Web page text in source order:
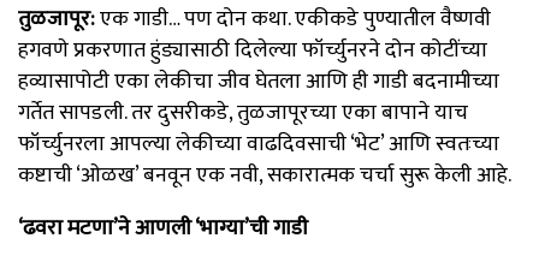
तुळजापूर:एक गाडी… पण दोन कथा. एकीकडे पुण्यातील वैष्णवी
हगवणे प्रकरणात हुंड्यासाठी दिलेल्या फॉर्च्युनरने दोन कोटींच्या
हव्यासापोटी एका लेकीचा जीव घेतला आणि ही गाडी बदनामीच्या
गर्तेत सापडली. तर दुसरीकडे, तुळजापूरच्या एका बापाने याच
फॉर्च्युनरला आपल्या लेकीच्या वाढदिवसाची ‘भेट’ आणि स्वतःच्या
कष्टाची ‘ओळख’ बनवून एक नवी, सकारात्मक चर्चा सुरू केली आहे.
‘ढवरा मटणा’ने आणली ‘भाग्या’ची गाडी